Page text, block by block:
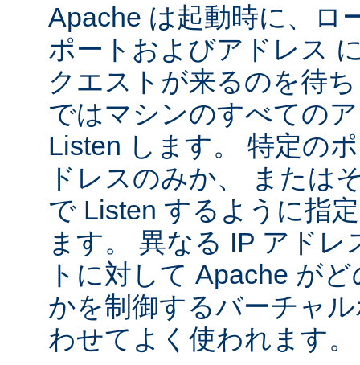
Apache は起動時に、ロ
ポートおよびアドレス
クエストが来るのを待
ではマシンのすべての
Listen します。 特定の
ドレスのみか、 または
で Listen するように指
ます。 異なる IP アド
トに対して Apache が
かを制御するバーチャ
わせてよく使われます。